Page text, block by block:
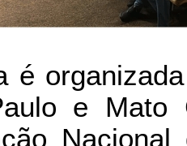
é
e Mato